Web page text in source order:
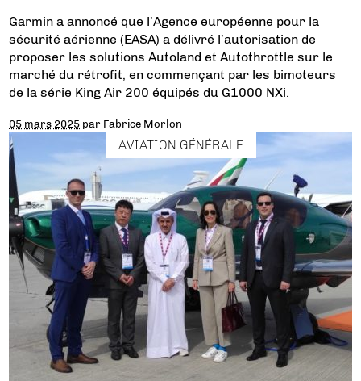
Garmin a annoncé que l’Agence européenne pour la
sécurité aérienne (EASA) a délivré l’autorisation de
proposer les solutions Autoland et Autothrottle sur le
marché du rétrofit, en commençant par les bimoteurs
de la série King Air 200 équipés du G1000 NXi.
05 mars 2025 par Fabrice Morlon
AVIATION GÉNÉRALE